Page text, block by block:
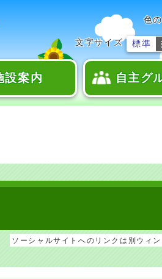
色
文字サイズ 標準
設案内 自主グ
ソーシャルサイトへのリンクは別ウィ